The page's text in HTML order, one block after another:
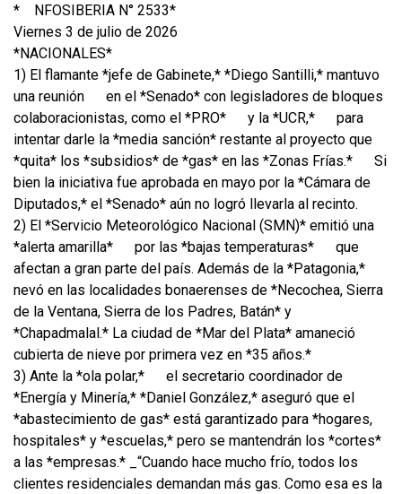
*
NFOSIBERIA N° 2533*
Viernes 3 de julio de 2026
*NACIONALES*
1) El flamante *jefe de Gabinete,* *Diego Santilli,* mantuvo
una reunión
en el *Senado* con legisladores de bloques
colaboracionistas, como el *PRO*
y la *UCR,*
para
intentar darle la *media sanción* restante al proyecto que
*quita* los *subsidios* de *gas* en las *Zonas Frías.*
Si
bien la iniciativa fue aprobada en mayo por la *Cámara de
Diputados,* el *Senado* aún no logró llevarla al recinto.
2) El *Servicio Meteorológico Nacional (SMN)* emitió una
*alerta amarilla*
por las *bajas temperaturas*
que
afectan a gran parte del país. Además de la *Patagonia,*
nevó en las localidades bonaerenses de *Necochea, Sierra
de la Ventana, Sierra de los Padres, Batán* y
*Chapadmalal.* La ciudad de *Mar del Plata* amaneció
cubierta de nieve por primera vez en *35 años.*
3) Ante la *ola polar,*
el secretario coordinador de
*Energía y Minería,* *Daniel González,* aseguró que el
*abastecimiento de gas* está garantizado para *hogares,
hospitales* y *escuelas,* pero se mantendrán los *cortes*
a las *empresas.* _“Cuando hace mucho frío, todos los
clientes residenciales demandan más gas. Como esa es la